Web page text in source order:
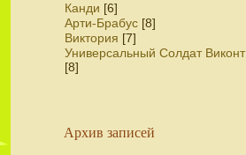
Канди [6]
Арти-Брабус [8]
Виктория [7]
Универсальный Солдат Виконт
[8]
Архив записей